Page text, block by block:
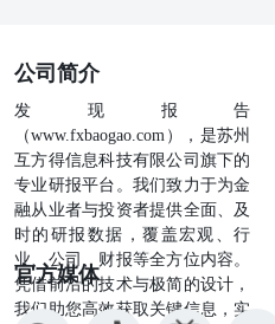
公司简介
发现报告
（www.fxbaogao.com），是苏州
互方得信息科技有限公司旗下的
专业研报平台。我们致力于为金
融从业者与投资者提供全面、及
时的研报数据，覆盖宏观、行
业、公司、财报等全方位内容。
凭借前沿的技术与极简的设计，
我们助您高效获取关键信息，实
官方媒体